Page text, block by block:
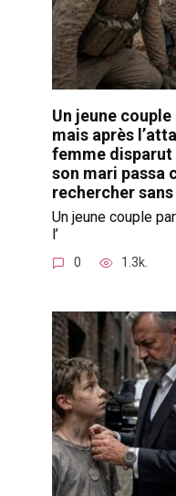
Un jeune
mais après
femme disparut
son mari passa
rechercher
Un jeune couple
l’
0 1.3k.